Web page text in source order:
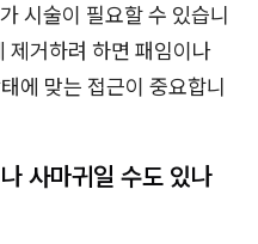
시술이 필요할 수 있습니
제거하려 하면 패임이나
에 맞는 접근이 중요합니
사마귀일 수도 있나